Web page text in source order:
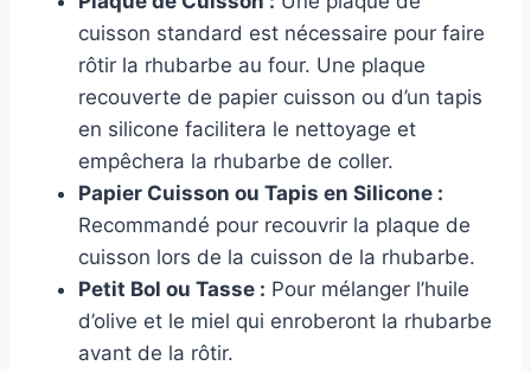
cuisson standard est nécessaire pour faire
rôtir la rhubarbe au four. Une plaque
recouverte de papier cuisson ou d’un tapis
en silicone facilitera le nettoyage et
empêchera la rhubarbe de coller.
Papier Cuisson ou Tapis en Silicone :
Recommandé pour recouvrir la plaque de
cuisson lors de la cuisson de la rhubarbe.
Petit Bol ou Tasse : Pour mélanger l’huile
d’olive et le miel qui enroberont la rhubarbe
avant de la rôtir.